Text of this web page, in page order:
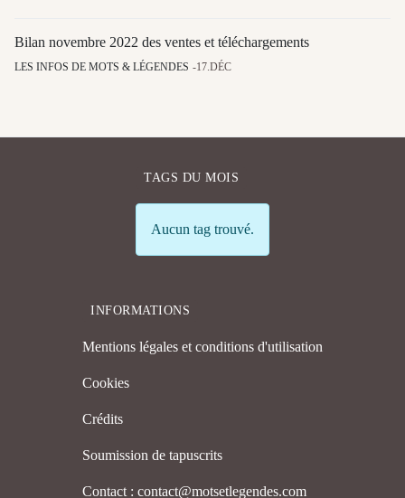
Bilan novembre 2022 des ventes et téléchargements
LES INFOS DE MOTS & LÉGENDES 17.DÉC
TAGS DU MOIS
Info
Aucun tag trouvé.
INFORMATIONS
Mentions légales et conditions d'utilisation
Cookies
Crédits
Soumission de tapuscrits
Contact : contact@motsetlegendes.com